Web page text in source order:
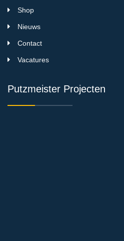
Shop
Nieuws
Contact
Vacatures
Putzmeister Projecten